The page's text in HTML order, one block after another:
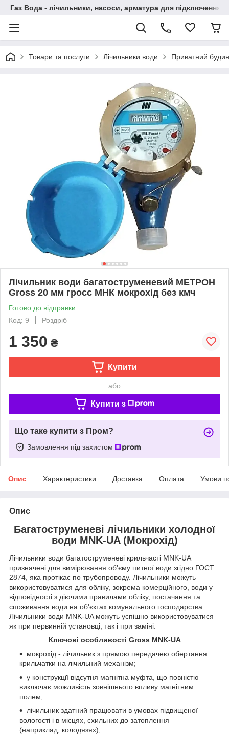
Газ Вода - лічильники, насоси, арматура для підключення,
Товари та послуги Лічильники води Приватний
Лічильник води багатоструменевий МЕТРОН
Gross 20 мм гросс МНК мокрохід без кмч
Готово до відправки
Код: 9
Роздріб
1 350 ₴
Купити
або
Купити з
Що таке купити з Пром?
Замовлення під захистом
Опис Характеристики Доставка Оплата Умови
Опис
Багатоструменеві лічильники холодної
води MNK-UA (Мокрохід)
Лічильники води багатоструменеві крильчасті MNK-UA
призначені для вимірювання об'єму питної води згідно ГОСТ
2874, яка протікає по трубопроводу. Лічильники можуть
використовуватися для обліку, зокрема комерційного, води у
відповідності з діючими правилами обліку, постачання та
споживання води на об'єктах комунального господарства.
Лічильники води MNK-UA можуть успішно використовуватися
як при первинній установці, так і при заміні.
Ключові особливості Gross MNK-UA
мокрохід - лічильник з прямою передачею обертання
крильчатки на лічильний механізм;
у конструкції відсутня магнітна муфта, що повністю
виключає можливість зовнішнього впливу магнітним
полем;
лічильник здатний працювати в умовах підвищеної
вологості і в місцях, схильних до затоплення
(наприклад, колодязях);